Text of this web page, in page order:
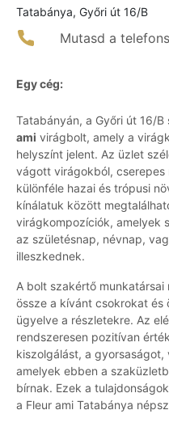
Tatabánya, Győri út 16/B
Mutasd a
Egy cég:
Tatabányán, a Győri út 16/
ami virágbolt, amely a
helyszínt jelent. Az üzlet
vágott virágokból, cserepes
különféle hazai és trópusi
kínálatuk között
virágkompozíciók, amelyek
az születésnap, névnap,
illeszkednek.
A bolt szakértő
össze a kívánt csokrokat és
ügyelve a részletekre. Az
rendszeresen pozitívan
kiszolgálást, a
amelyek ebben a
bírnak. Ezek a
a Fleur ami Tatabánya